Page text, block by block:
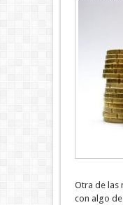
Otra de las
con algo